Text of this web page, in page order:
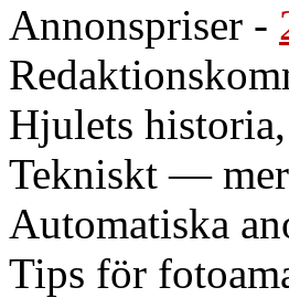
Annonspriser -
Hjulets
Tekniskt —
Automatiska
Tips för